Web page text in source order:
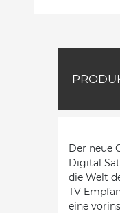
Der neue
Digital
die Welt
TV
eine